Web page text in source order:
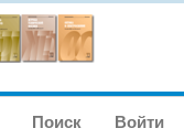
Поиск Войти